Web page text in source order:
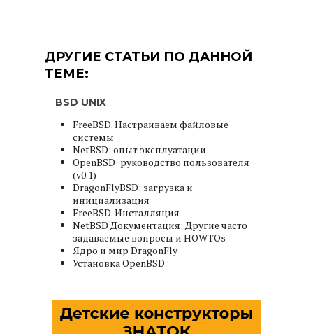
ДРУГИЕ СТАТЬИ ПО ДАННОЙ
ТЕМЕ:
BSD UNIX
FreeBSD. Настраиваем файловые
системы
NetBSD: опыт эксплуатации
OpenBSD: руководство пользователя
(v0.1)
DragonFlyBSD: загрузка и
инициализация
FreeBSD. Инсталляция
NetBSD Документация: Другие часто
задаваемые вопросы и HOWTOs
Ядро и мир DragonFly
Установка OpenBSD